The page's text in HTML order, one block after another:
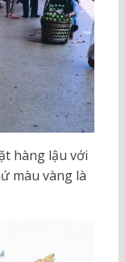
hàng lậu với
màu vàng là